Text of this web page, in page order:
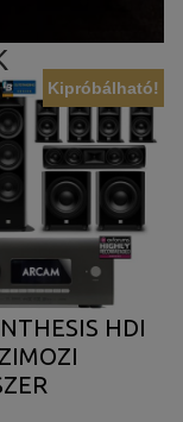
Kipróbálható!
HDI